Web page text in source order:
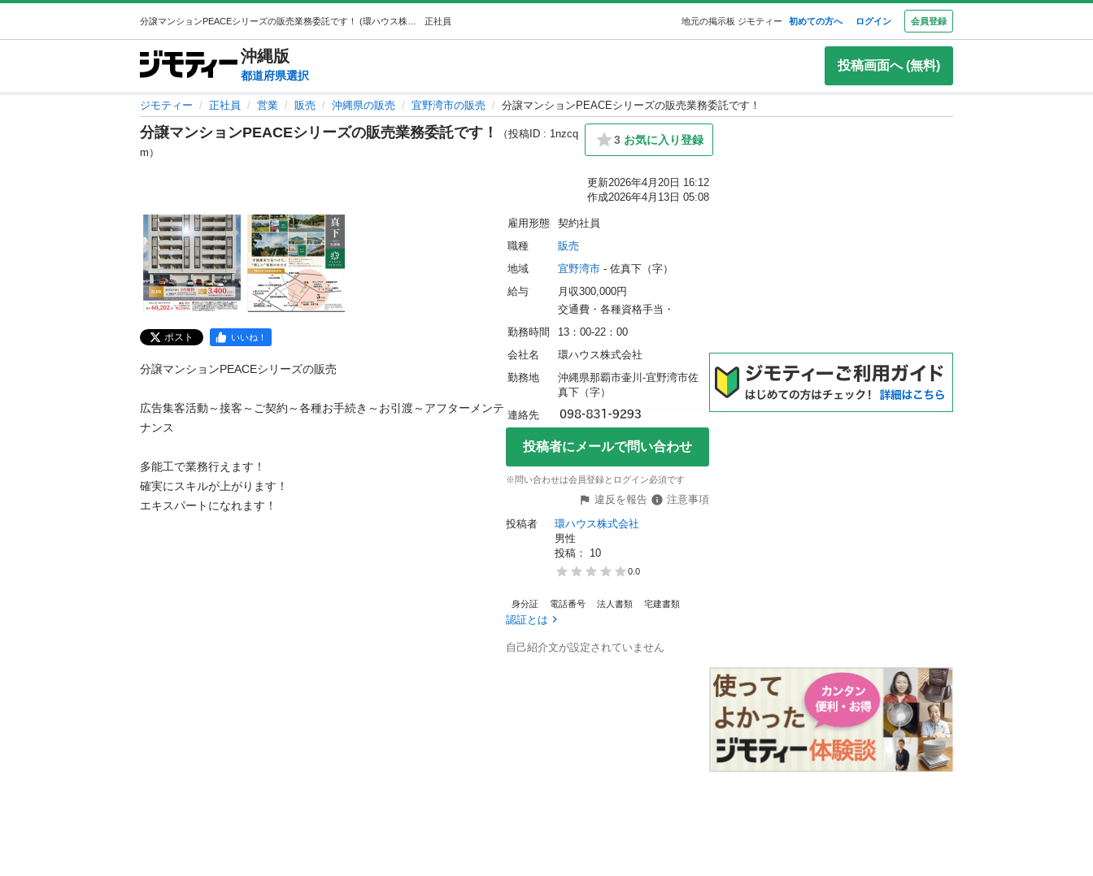
正社員 地元の掲示板 ジモティー 初めての方へ ログイン 会員登録
沖縄版
都道府県選択
投稿画面へ (無料)
ジモティー 正社員 営業 販売 沖縄県の販売 宜野湾市の販売 分譲マンションPEACEシリーズの販売業務委託です！
分譲マンションPEACEシリーズの販売業務委託です！
（投稿ID : 1nzcq
m）
3 お気に入り登録
更新2026年4月20日 16:12
作成2026年4月13日 05:08
ポスト いいね！
分譲マンションPEACEシリーズの販売
広告集客活動～接客～ご契約～各種お手続き～お引渡～アフターメンテ
ナンス
多能工で業務行えます！
確実にスキルが上がります！
エキスパートになれます！
雇用形態
契約社員
職種
販売
地域
宜野湾市 - 佐真下（字）
給与
月収300,000円
交通費・各種資格手当・
勤務時間
13：00-22：00
会社名
環ハウス株式会社
勤務地
沖縄県那覇市壷川-宜野湾市佐
真下（字）
連絡先
投稿者にメールで問い合わせ
※問い合わせは会員登録とログイン必須です
違反を報告
注意事項
投稿者
環ハウス株式会社
男性
投稿： 10
0.0
身分証 電話番号 法人書類 宅建書類
認証とは
自己紹介文が設定されていません